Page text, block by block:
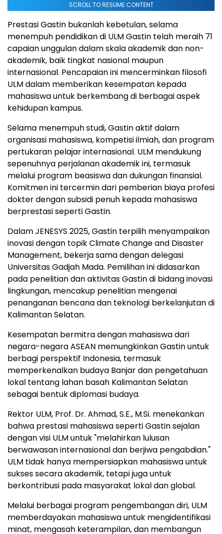
SCROLL TO RESUME CONTENT
Prestasi Gastin bukanlah kebetulan, selama
menempuh pendidikan di ULM Gastin telah meraih 71
capaian unggulan dalam skala akademik dan non-
akademik, baik tingkat nasional maupun
internasional. Pencapaian ini mencerminkan filosofi
ULM dalam memberikan kesempatan kepada
mahasiswa untuk berkembang di berbagai aspek
kehidupan kampus.
Selama menempuh studi, Gastin aktif dalam
organisasi mahasiswa, kompetisi ilmiah, dan program
pertukaran pelajar internasional. ULM mendukung
sepenuhnya perjalanan akademik ini, termasuk
melalui program beasiswa dan dukungan finansial.
Komitmen ini tercermin dari pemberian biaya profesi
dokter dengan subsidi penuh kepada mahasiswa
berprestasi seperti Gastin.
Dalam JENESYS 2025, Gastin terpilih menyampaikan
inovasi dengan topik Climate Change and Disaster
Management, bekerja sama dengan delegasi
Universitas Gadjah Mada. Pemilihan ini didasarkan
pada penelitian dan aktivitas Gastin di bidang inovasi
lingkungan, mencakup penelitian mengenai
penanganan bencana dan teknologi berkelanjutan di
Kalimantan Selatan.
Kesempatan bermitra dengan mahasiswa dari
negara-negara ASEAN memungkinkan Gastin untuk
berbagi perspektif Indonesia, termasuk
memperkenalkan budaya Banjar dan pengetahuan
lokal tentang lahan basah Kalimantan Selatan
sebagai bentuk diplomasi budaya.
Rektor ULM, Prof. Dr. Ahmad, S.E., M.Si. menekankan
bahwa prestasi mahasiswa seperti Gastin sejalan
dengan visi ULM untuk "melahirkan lulusan
berwawasan internasional dan berjiwa pengabdian."
ULM tidak hanya mempersiapkan mahasiswa untuk
sukses secara akademik, tetapi juga untuk
berkontribusi pada masyarakat lokal dan global.
Melalui berbagai program pengembangan diri, ULM
memberdayakan mahasiswa untuk mengidentifikasi
minat, mengasah keterampilan, dan membangun